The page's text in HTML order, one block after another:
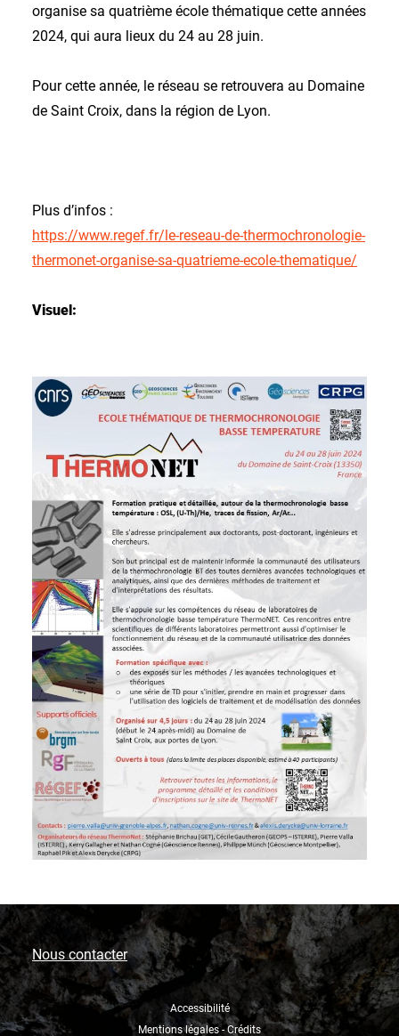
organise sa quatrième école thématique cette années
2024, qui aura lieux du 24 au 28 juin.
Pour cette année, le réseau se retrouvera au Domaine
de Saint Croix, dans la région de Lyon.
Plus d’infos :
https://www.regef.fr/le-reseau-de-thermochronologie-
thermonet-organise-sa-quatrieme-ecole-thematique/
Visuel:
Nous contacter
Accessibilité
Mentions légales - Crédits